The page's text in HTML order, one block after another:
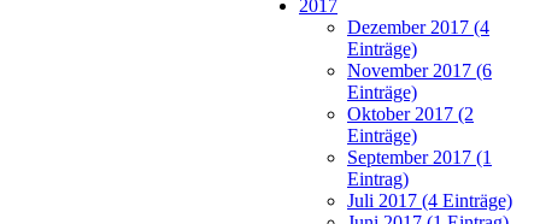
2017
Dezember 2017 (4
Einträge)
November 2017 (6
Einträge)
Oktober 2017 (2
Einträge)
September 2017 (1
Eintrag)
Juli 2017 (4 Einträge)